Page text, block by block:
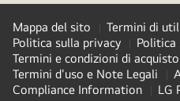
Mappa del sito
Termini di
Politica sulla privacy
Politica
Termini e condizioni di acquisto
Termini d'uso e Note Legali
Compliance Information
LG